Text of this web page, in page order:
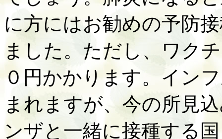
に方にはお勧めの予防
ました。ただし、ワク
０円かかります。イン
まれますが、今の所見
ンザと一緒に接種する